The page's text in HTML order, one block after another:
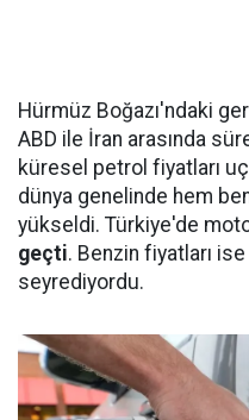
Hürmüz Boğazı'ndaki
ABD ile İran arasında
küresel petrol fiyatları
dünya genelinde hem
yükseldi. Türkiye'de
geçti. Benzin fiyatları
seyrediyordu.